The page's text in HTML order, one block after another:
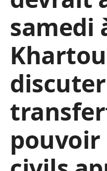
samedi
pouvoir